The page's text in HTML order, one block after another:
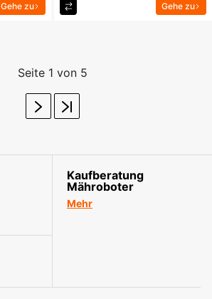
Gehe zu Gehe zu
Seite 1 von 5
Kaufberatung
Mähroboter
Mehr